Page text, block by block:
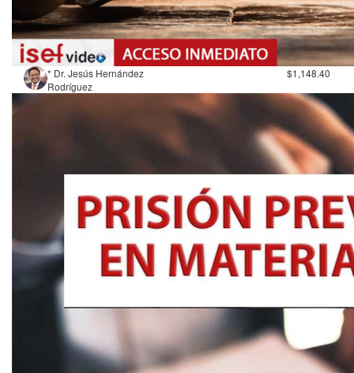
* Dr. Jesús Hernández
Rodríguez
$1,148.40